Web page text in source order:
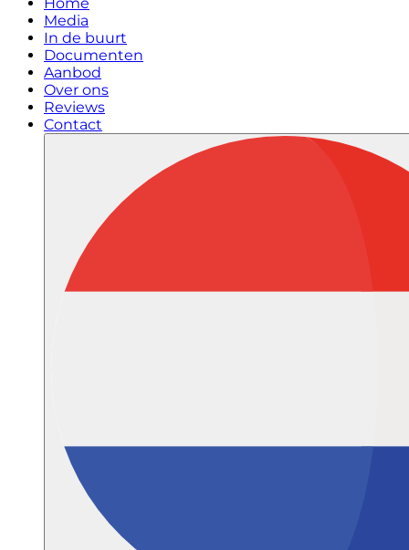
Media
In de buurt
Documenten
Aanbod
Over ons
Reviews
Contact